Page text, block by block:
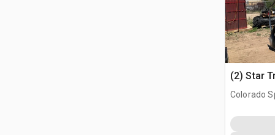
(2) Star
Colorado